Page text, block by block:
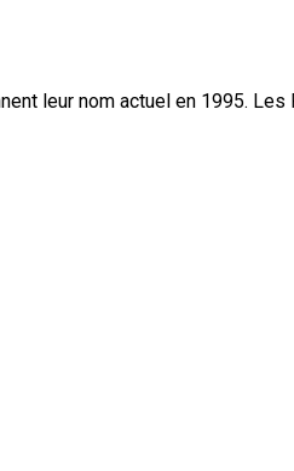
leur nom actuel en 1995.